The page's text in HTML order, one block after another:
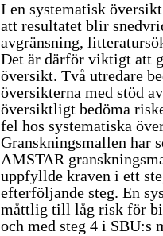
I en systematisk
att resultatet blir
avgränsning,
Det är därför viktigt att
översikt. Två utredare
översikterna med stöd
översiktligt bedöma
fel hos systematiska
Granskningsmallen har
AMSTAR
uppfyllde kraven i ett
efterföljande steg. En
måttlig till låg risk för
och med steg 4 i SBU:s